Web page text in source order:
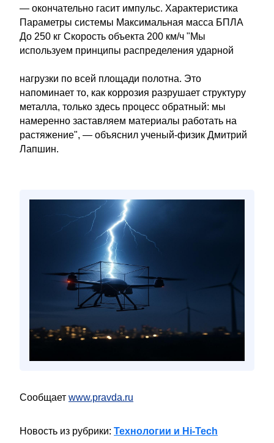
— окончательно гасит импульс. Характеристика
Параметры системы Максимальная масса БПЛА
До 250 кг Скорость объекта 200 км/ч "Мы
используем принципы распределения ударной
нагрузки по всей площади полотна. Это
напоминает то, как коррозия разрушает структуру
металла, только здесь процесс обратный: мы
намеренно заставляем материалы работать на
растяжение", — объяснил ученый-физик Дмитрий
Лапшин.
Сообщает www.pravda.ru
Новость из рубрики: Технологии и Hi-Tech